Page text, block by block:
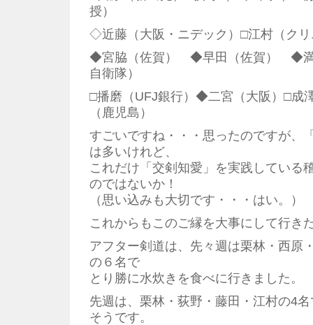
授）
◇近藤（大阪・ニデック）□江村（ク
◆宮脇（佐賀） ◆早田（佐賀） ◆
自衛隊）
□播磨（UFJ銀行）◆二宮（大阪）□成
（鹿児島）
すごいですね・・・思ったのですが、
は多いけれど、
これだけ「交剣知愛」を実践している
のではないか！
（思い込みも大切です・・・はい。）
これからもこのご縁を大事にして行き
アフター剣道は、先々週は栗林・西原
の６名で
とり勝に水炊きを食べに行きました。
先週は、栗林・荻野・藤田・江村の4
そうです。